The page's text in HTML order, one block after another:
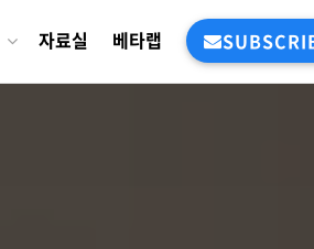
자료실 베타랩